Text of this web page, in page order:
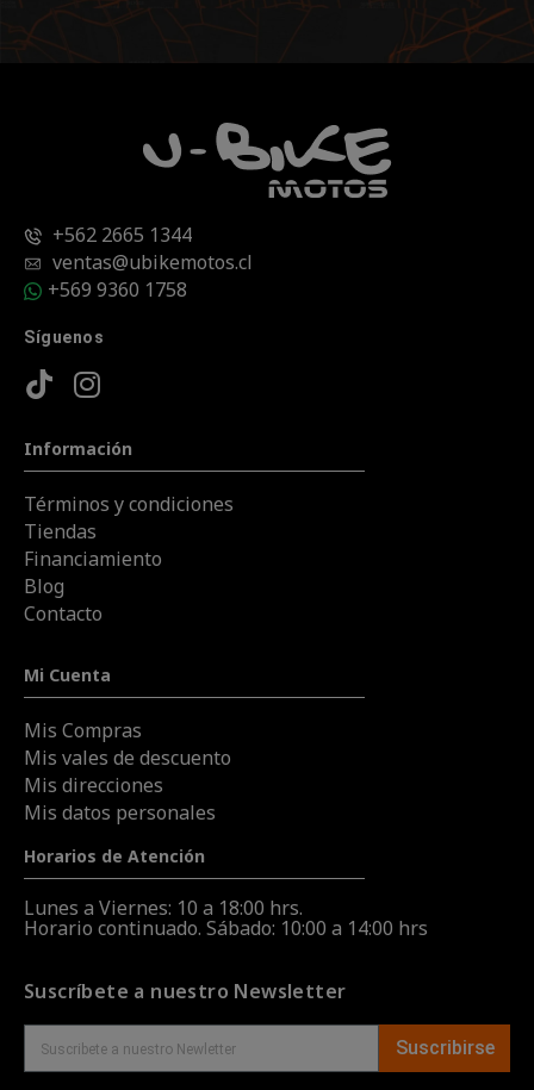
+562 2665 1344
ventas@ubikemotos.cl
+569 9360 1758
Síguenos
Información
Términos y condiciones
Tiendas
Financiamiento
Blog
Contacto
Mi Cuenta
Mis Compras
Mis vales de descuento
Mis direcciones
Mis datos personales
Horarios de Atención
Lunes a Viernes: 10 a 18:00 hrs.
Horario continuado. Sábado: 10:00 a 14:00 hrs
Suscríbete a nuestro Newsletter
Suscribirse